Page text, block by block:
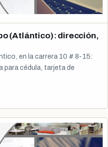
(Atlántico): dirección,
en la carrera 10 # 8-15:
para cédula, tarjeta de